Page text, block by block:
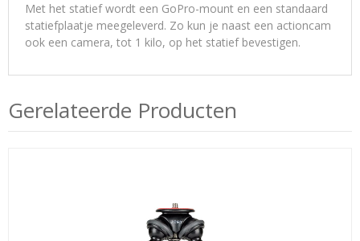
Met het statief wordt een GoPro-mount en een standaard
statiefplaatje meegeleverd. Zo kun je naast een actioncam
ook een camera, tot 1 kilo, op het statief bevestigen.
Gerelateerde Producten